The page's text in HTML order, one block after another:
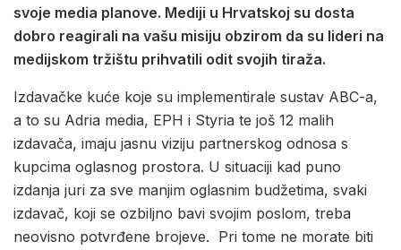
svoje media planove. Mediji u Hrvatskoj su dosta
dobro reagirali na vašu misiju obzirom da su lideri na
medijskom tržištu prihvatili odit svojih tiraža.
Izdavačke kuće koje su implementirale sustav ABC-a,
a to su Adria media, EPH i Styria te još 12 malih
izdavača, imaju jasnu viziju partnerskog odnosa s
kupcima oglasnog prostora. U situaciji kad puno
izdanja juri za sve manjim oglasnim budžetima, svaki
izdavač, koji se ozbiljno bavi svojim poslom, treba
neovisno potvrđene brojeve. Pri tome ne morate biti